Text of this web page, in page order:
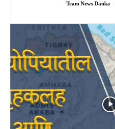
Team News Danka -